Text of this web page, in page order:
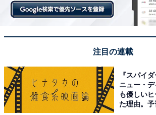
える逸品として高く評価されました。
タルタルソースにしているという組
りユニークで、『え、漬物がソース
生まれます」（20代男性／福井県）
注目の連載
『スパイ
ニュー・
も優しい
た理由。予